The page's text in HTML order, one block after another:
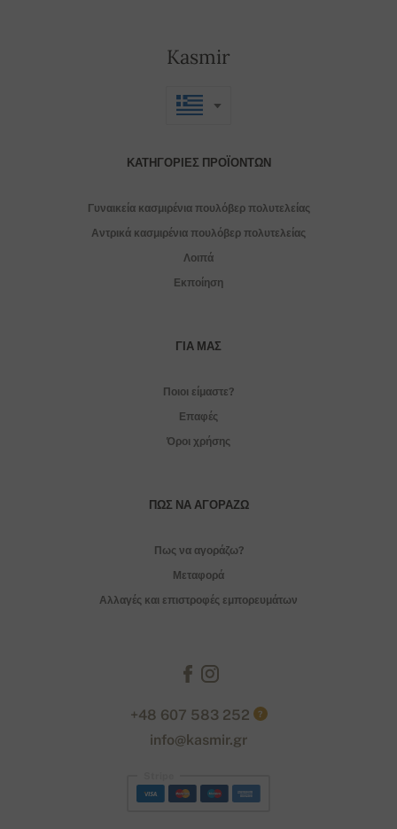
Kasmir
ΚΑΤΗΓΟΡΊΕΣ ΠΡΟΪΌΝΤΩΝ
Γυναικεία κασμιρένια πουλόβερ πολυτελείας
Αντρικά κασμιρένια πουλόβερ πολυτελείας
Λοιπά
Εκποίηση
ΓΙΑ ΜΑΣ
Ποιοι είμαστε?
Επαφές
Όροι χρήσης
ΠΏΣ ΝΑ ΑΓΟΡΆΖΩ
Πως να αγοράζω?
Μεταφορά
Αλλαγές και επιστροφές εμπορευμάτων
+48 607 583 252 ?
info@kasmir.gr